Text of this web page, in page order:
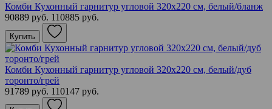
Комби Кухонный гарнитур угловой 320х220 см, белый/бланж
90889 руб. 110885 руб.
Купить
Комби Кухонный гарнитур угловой 320х220 см, белый/дуб
торонто/грей
91789 руб. 110147 руб.